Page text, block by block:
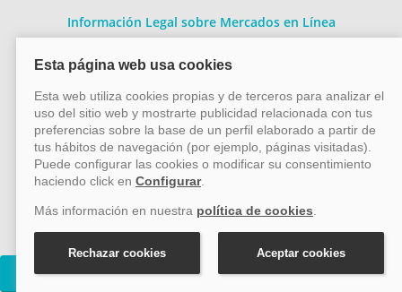
Cruceros Costa Fortuna
Información Legal sobre Mercados en Línea
Conócenos mejor
Quiénes somos
Contacto